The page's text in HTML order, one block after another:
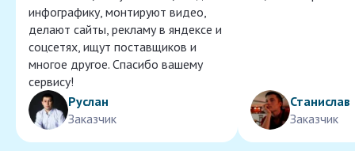
инфографику, монтируют видео,
делают сайты, рекламу в яндексе и
соцсетях, ищут поставщиков и
многое другое. Спасибо вашему
сервису!
Руслан
Заказчик
Станислав
Заказчик